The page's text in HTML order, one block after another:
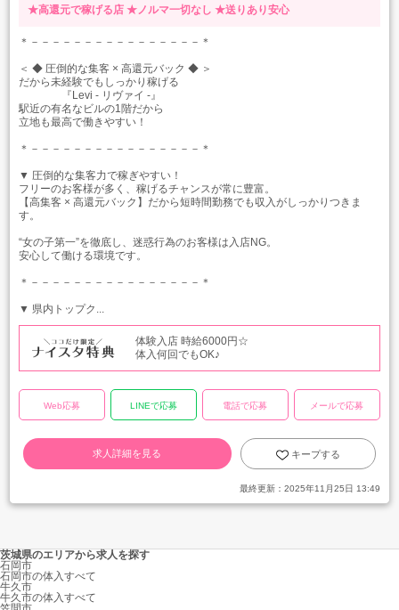
★高還元で稼げる店 ★ノルマ一切なし ★送りあり安心
＊－－－－－－－－－－－－－－－－＊
＜ ◆ 圧倒的な集客 × 高還元バック ◆ ＞
だから未経験でもしっかり稼げる
『Levi - リヴァイ -』
駅近の有名なビルの1階だから
立地も最高で働きやすい！
＊－－－－－－－－－－－－－－－－＊
▼ 圧倒的な集客力で稼ぎやすい！
フリーのお客様が多く、稼げるチャンスが常に豊富。
【高集客 × 高還元バック】だから短時間勤務でも収入がしっかりつきま
す。
“女の子第一”を徹底し、迷惑行為のお客様は入店NG。
安心して働ける環境です。
＊－－－－－－－－－－－－－－－－＊
▼ 県内トップク...
体験入店 時給6000円☆
体入何回でもOK♪
Web応募 LINEで応募 電話で応募 メールで応募
求人詳細を見る キープする
最終更新： 2025年11月25日 13:49
茨城県のエリアから求人を探す
石岡市
石岡市の体入すべて
牛久市
牛久市の体入すべて